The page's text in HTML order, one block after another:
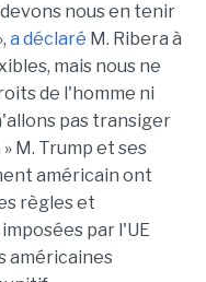
nous en tenir
a déclaré M. Ribera à
mais nous ne
de l'homme ni
pas transiger
M. Trump et ses
américain ont
règles et
par l'UE
américaines